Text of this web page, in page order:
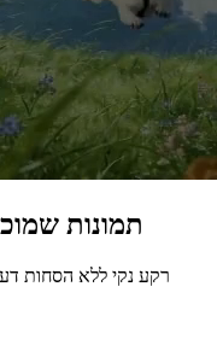
תמונות
רקע נקי ללא הסחות